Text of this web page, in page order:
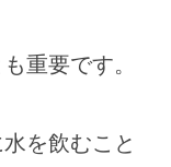
重要です。
を飲むこと